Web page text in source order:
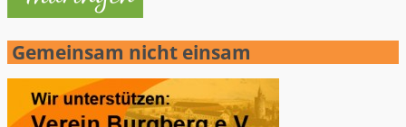
Gemeinsam nicht einsam